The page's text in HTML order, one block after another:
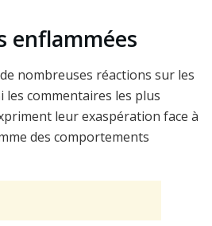
enflammées
nombreuses réactions sur les
les commentaires les plus
leur exaspération face à
des comportements